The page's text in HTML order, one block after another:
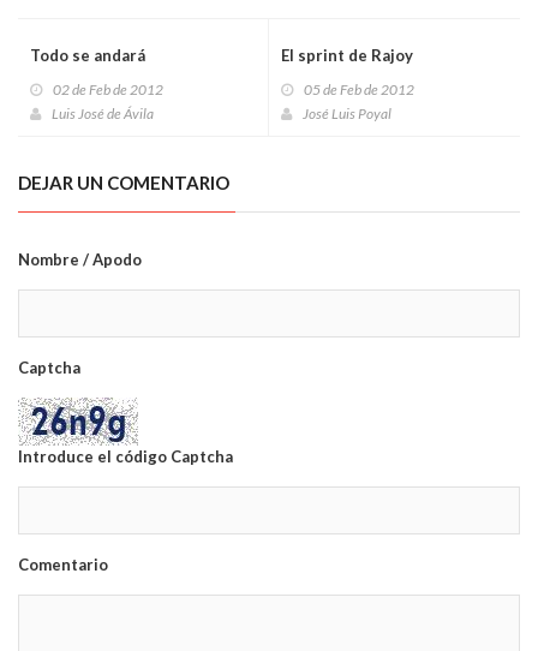
Todo se andará
02 de Feb de 2012
Luis José de Ávila
El sprint de Rajoy
05 de Feb de 2012
José Luis Poyal
DEJAR UN COMENTARIO
Nombre / Apodo
Captcha
Introduce el código Captcha
Comentario